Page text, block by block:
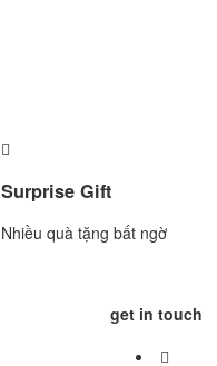
Surprise Gift
Nhiều quà tặng bất ngờ
get in touch